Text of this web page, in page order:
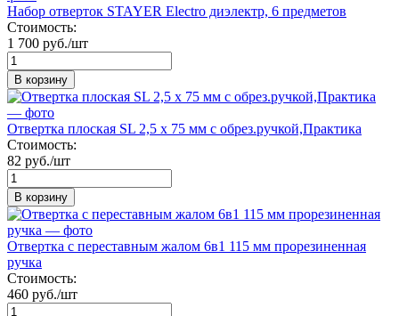
Набор отверток STAYER Electro диэлектр, 6 предметов
Стоимость:
1 700 руб./шт
В корзину
Отвертка плоская SL 2,5 х 75 мм с обрез.ручкой,Практика
Стоимость:
82 руб./шт
В корзину
Отвертка с переставным жалом 6в1 115 мм прорезиненная
ручка
Стоимость:
460 руб./шт